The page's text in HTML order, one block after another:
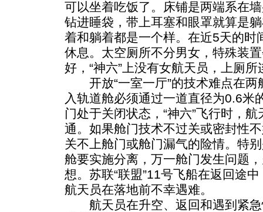
可以坐着吃饭了。床铺是两端系在
钻进睡袋，带上耳塞和眼罩就算是
着和躺着都是一个样。在近5天的时
休息。太空厕所不分男女，特殊装
好，“神六”上没有女航天员，上厕
开放“一室一厅”的技术难点在两
入轨道舱必须通过一道直径为0.6米
门处于关闭状态，“神六”飞行时，
通。如果舱门技术不过关或密封性
关不上舱门或舱门漏气的险情。特
舱要实施分离，万一舱门发生问题
想。苏联“联盟”11号飞船在返回途
航天员在落地前不幸遇难。
航天员在升空、返回和遇到紧急